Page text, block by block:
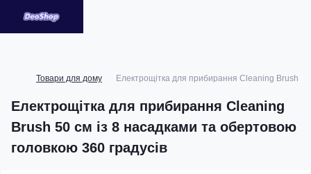
Товари для дому Електрощітка для прибирання Cleaning Brush
Електрощітка для прибирання Cleaning
Brush 50 см із 8 насадками та обертовою
головкою 360 градусів